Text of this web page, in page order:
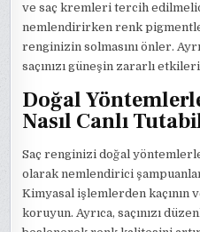
ve saç kremleri tercih
nemlendirirken renk
renginizin solmasını önler.
saçınızı güneşin zararlı
Doğal
Nasıl Canlı
Saç renginizi doğal
olarak nemlendirici
Kimyasal işlemlerden kaçının
koruyun. Ayrıca, saçınızı